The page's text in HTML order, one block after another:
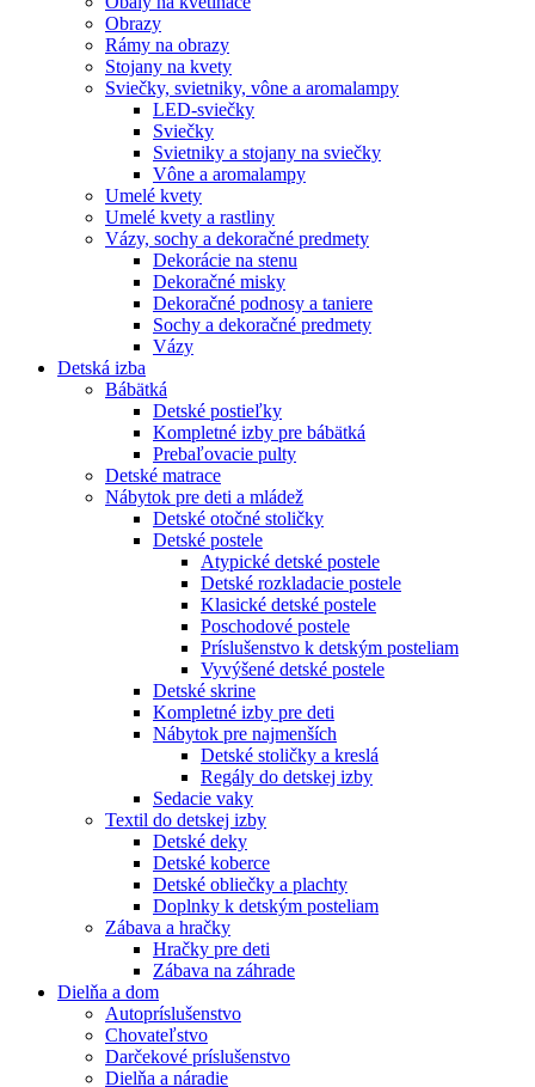
Obrazy
Rámy na obrazy
Stojany na kvety
Sviečky, svietniky, vône a aromalampy
LED-sviečky
Sviečky
Svietniky a stojany na sviečky
Vône a aromalampy
Umelé kvety
Umelé kvety a rastliny
Vázy, sochy a dekoračné predmety
Dekorácie na stenu
Dekoračné misky
Dekoračné podnosy a taniere
Sochy a dekoračné predmety
Vázy
Detská izba
Bábätká
Detské postieľky
Kompletné izby pre bábätká
Prebaľovacie pulty
Detské matrace
Nábytok pre deti a mládež
Detské otočné stoličky
Detské postele
Atypické detské postele
Detské rozkladacie postele
Klasické detské postele
Poschodové postele
Príslušenstvo k detským posteliam
Vyvýšené detské postele
Detské skrine
Kompletné izby pre deti
Nábytok pre najmenších
Detské stoličky a kreslá
Regály do detskej izby
Sedacie vaky
Textil do detskej izby
Detské deky
Detské koberce
Detské obliečky a plachty
Doplnky k detským posteliam
Zábava a hračky
Hračky pre deti
Zábava na záhrade
Dielňa a dom
Autopríslušenstvo
Chovateľstvo
Darčekové príslušenstvo
Dielňa a náradie